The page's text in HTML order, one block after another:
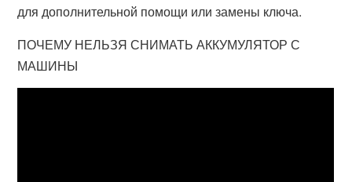
для дополнительной помощи или замены ключа.
ПОЧЕМУ НЕЛЬЗЯ СНИМАТЬ АККУМУЛЯТОР С
МАШИНЫ